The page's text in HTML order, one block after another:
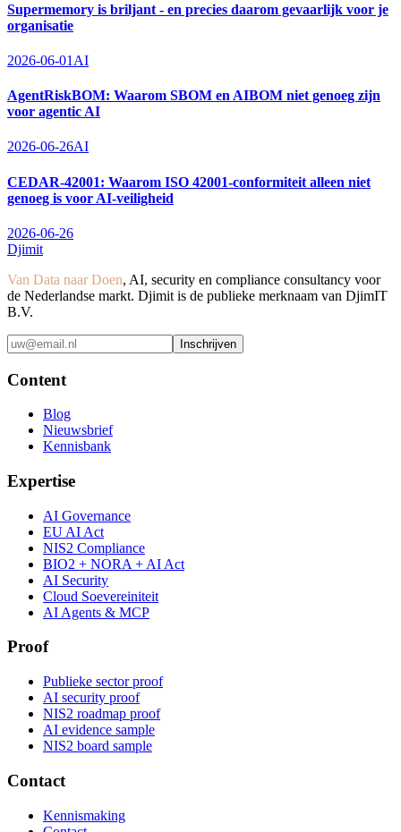
Supermemory is briljant - en precies daarom gevaarlijk voor je
organisatie
2026-06-01 AI
AgentRiskBOM: Waarom SBOM en AIBOM niet genoeg zijn
voor agentic AI
2026-06-26AI
CEDAR-42001: Waarom ISO 42001-conformiteit alleen niet
genoeg is voor AI-veiligheid
2026-06-26
Djimit
Van Data naar Doen, AI, security en compliance consultancy voor
de Nederlandse markt. Djimit is de publieke merknaam van DjimIT
B.V.
Inschrijven
Content
Blog
Nieuwsbrief
Kennisbank
Expertise
AI Governance
EU AI Act
NIS2 Compliance
BIO2 + NORA + AI Act
AI Security
Cloud Soevereiniteit
AI Agents & MCP
Proof
Publieke sector proof
AI security proof
NIS2 roadmap proof
AI evidence sample
NIS2 board sample
Contact
Kennismaking